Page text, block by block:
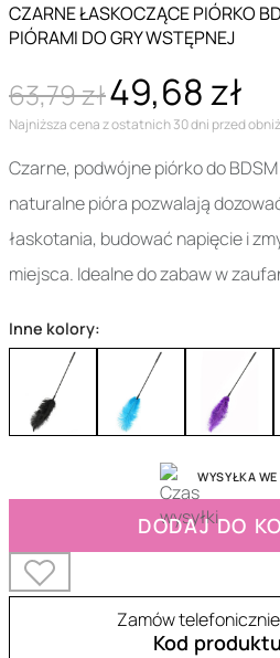
CZARNE ŁASKOCZĄCE PIÓRKO
PIÓRAMI DO GRY WSTĘPNEJ
63,79 zł49,68 zł
Najniższa cena z ostatnich 30 dni przed
Czarne, podwójne piórko do
naturalne pióra pozwalają
łaskotania, budować napięcie i
miejsca. Idealne do zabaw w
Inne kolory:
WYSYŁKA
DODAJ DO
Zamów
Kod